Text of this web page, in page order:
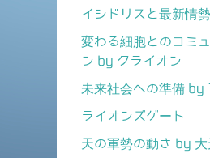
イシドリスと最新情
変わる細胞とのコミ
ン by クライオン
未来社会への準備 by
ライオンズゲート
天の軍勢の動き by